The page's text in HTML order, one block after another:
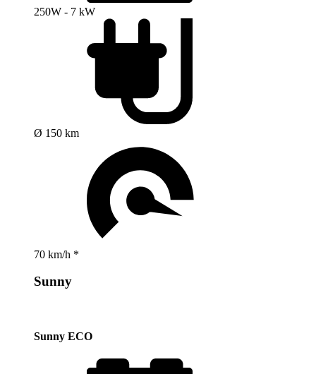
250W - 7 kW
Ø 150 km
70 km/h *
Sunny
Sunny ECO